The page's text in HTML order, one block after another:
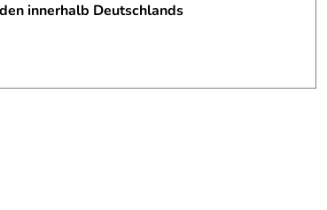
innerhalb Deutschlands